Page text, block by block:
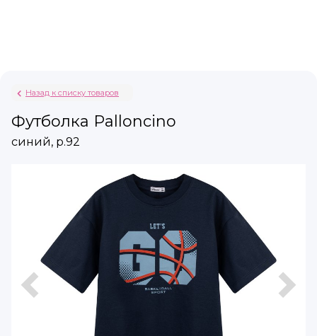
Назад к списку товаров
Футболка Palloncino
синий, р.92